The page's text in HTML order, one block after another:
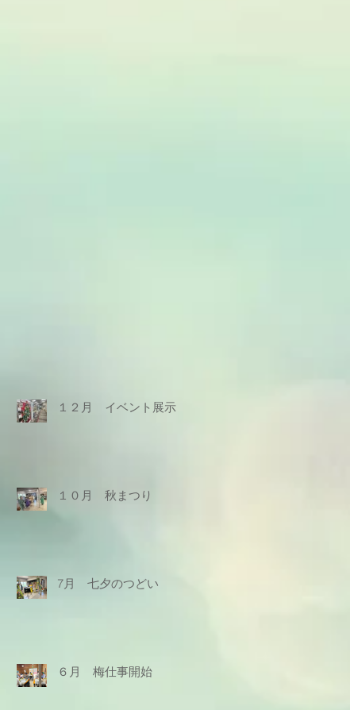
１２月 イベント展示
１０月 秋まつり
7月 七夕のつどい
６月 梅仕事開始